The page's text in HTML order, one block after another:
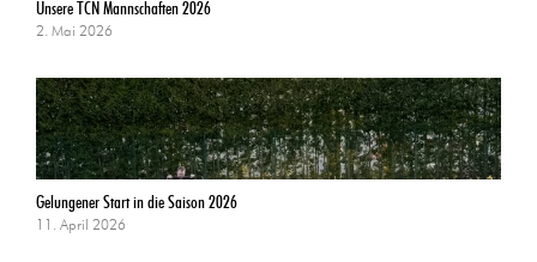
Unsere TCN Mannschaften 2026
2. Mai 2026
Gelungener Start in die Saison 2026
11. April 2026